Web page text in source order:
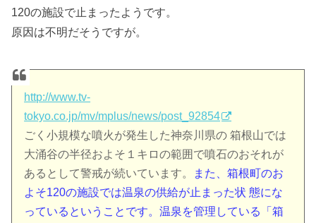
120の施設で止まったようです。
原因は不明だそうですが。
http://www.tv-
tokyo.co.jp/mv/mplus/news/post_92854
ごく小規模な噴火が発生した神奈川県の 箱根山では
大涌谷の半径およそ１キロの範囲で噴石のおそれが
あるとして警戒が続いています。
また、箱根町のお
よそ120の施設では温泉の供給が止まった状 態にな
っているということです。温泉を管理している「箱